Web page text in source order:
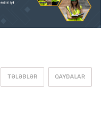
TƏLƏBLƏR QAYDALAR